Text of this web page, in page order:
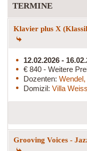
TERMINE
Klavier plus X
12.02.2026 -
€ 840 - Weitere
Dozenten:
Domizil: Villa Weiss
Grooving Voices -